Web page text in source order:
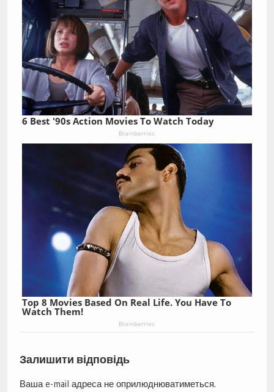
6 Best '90s Action Movies To Watch Today
Brainberries
Top 8 Movies Based On Real Life. You Have To
Watch Them!
Brainberries
Залишити відповідь
Ваша e-mail адреса не оприлюднюватиметься.